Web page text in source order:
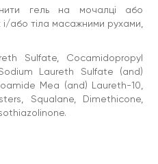
гель на мочалці або
або тіла масажними рухами,
Sulfate, Cocamidopropyl
Laureth Sulfate (and)
Mea (and) Laureth-10,
Squalane, Dimethicone,